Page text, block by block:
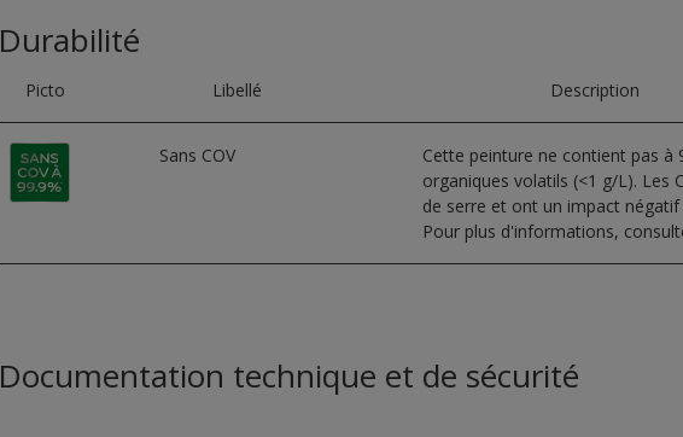
Durabilité
Picto Libellé Description
Sans COV
Cette peinture ne contient pas à
organiques volatils (<1 g/L). Les
de serre et ont un impact
Pour plus d'informations,
Documentation technique et de sécurité